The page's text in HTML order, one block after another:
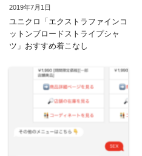
2019年7月1日
ユニクロ「エクストラファインコ
ットンブロードストライプシャ
ツ」おすすめ着こなし